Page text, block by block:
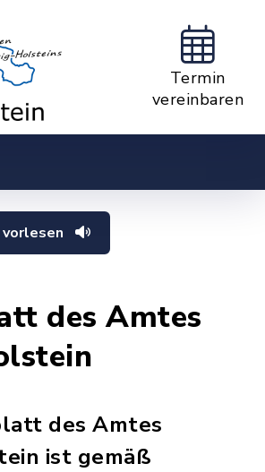
Termin
vereinbaren
des Amtes
des Amtes
ist gemäß